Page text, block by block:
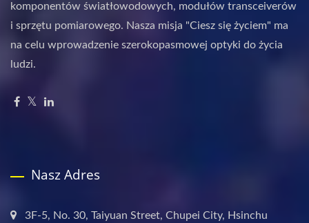
komponentów światłowodowych, modułów transceiverów
i sprzętu pomiarowego. Nasza misja "Ciesz się życiem" ma
na celu wprowadzenie szerokopasmowej optyki do życia
ludzi.
Nasz Adres
3F-5, No. 30, Taiyuan Street, Chupei City, Hsinchu